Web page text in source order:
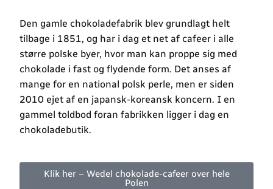
Den gamle chokoladefabrik blev grundlagt helt
tilbage i 1851, og har i dag et net af cafeer i alle
større polske byer, hvor man kan proppe sig med
chokolade i fast og flydende form. Det anses af
mange for en national polsk perle, men er siden
2010 ejet af en japansk-koreansk koncern. I en
gammel toldbod foran fabrikken ligger i dag en
chokoladebutik.
Klik her – Wedel chokolade-cafeer over hele
Polen